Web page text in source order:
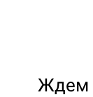
Ждем